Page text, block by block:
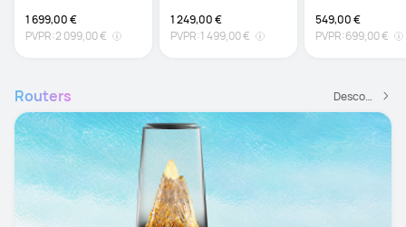
1 699,00 €
PVPR:2 099,00 €
1 249,00 €
PVPR:1 499,00 €
549,00 €
PVPR:699,00 €
Routers Descobrir mais